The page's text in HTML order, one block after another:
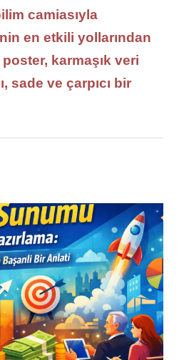
camiasıyla
en etkili yollarından
poster, karmaşık veri
sade ve çarpıcı bir